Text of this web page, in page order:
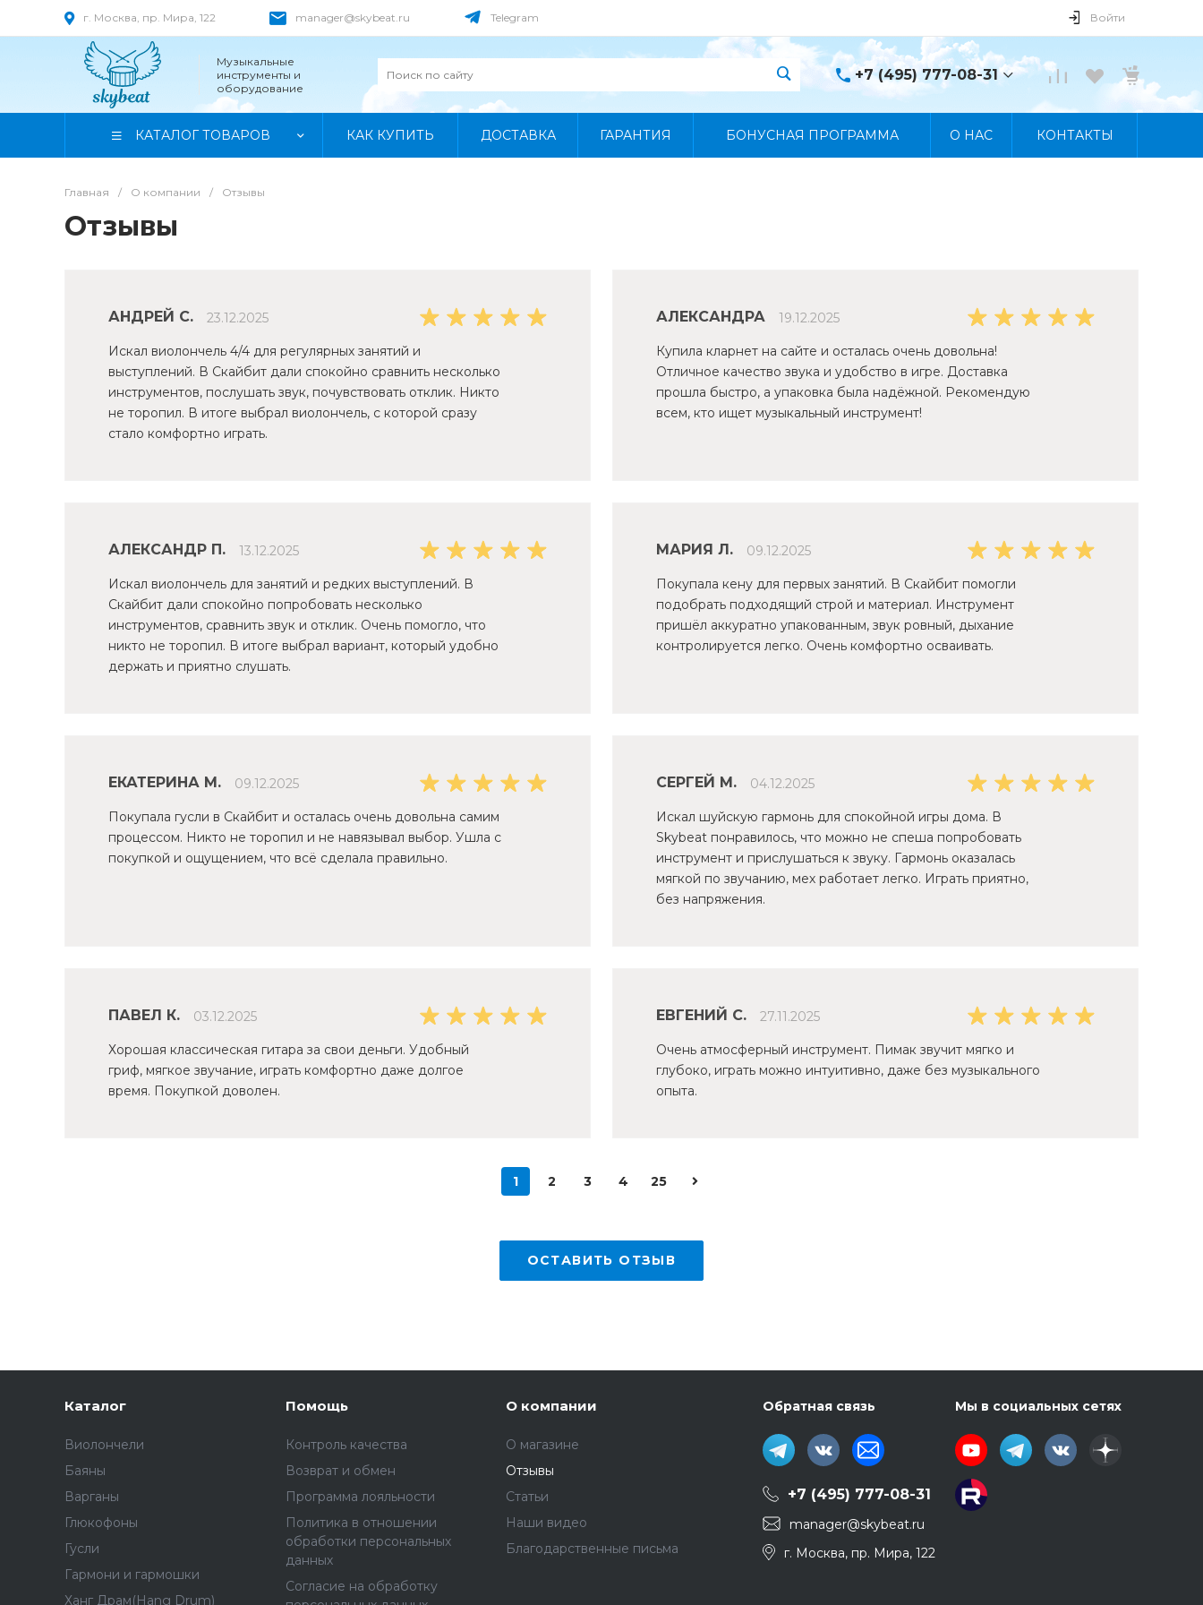
г. Москва, пр. Мира, 122 manager@skybeat.ru Telegram Войти
Музыкальные
инструменты и
оборудование
+7 (495) 777-08-31
+7 (495) 777-08-31
КАТАЛОГ ТОВАРОВ КАК КУПИТЬ ДОСТАВКА ГАРАНТИЯ БОНУСНАЯ ПРОГРАММА О НАС КОНТАКТЫ
Главная / О компании / Отзывы
Отзывы
АНДРЕЙ С. 23.12.2025
Искал виолончель 4/4 для регулярных занятий и
выступлений. В Скайбит дали спокойно сравнить несколько
инструментов, послушать звук, почувствовать отклик. Никто
не торопил. В итоге выбрал виолончель, с которой сразу
стало комфортно играть.
АЛЕКСАНДРА 19.12.2025
Купила кларнет на сайте и осталась очень довольна!
Отличное качество звука и удобство в игре. Доставка
прошла быстро, а упаковка была надёжной. Рекомендую
всем, кто ищет музыкальный инструмент!
АЛЕКСАНДР П. 13.12.2025
Искал виолончель для занятий и редких выступлений. В
Скайбит дали спокойно попробовать несколько
инструментов, сравнить звук и отклик. Очень помогло, что
никто не торопил. В итоге выбрал вариант, который удобно
держать и приятно слушать.
МАРИЯ Л. 09.12.2025
Покупала кену для первых занятий. В Скайбит помогли
подобрать подходящий строй и материал. Инструмент
пришёл аккуратно упакованным, звук ровный, дыхание
контролируется легко. Очень комфортно осваивать.
ЕКАТЕРИНА М. 09.12.2025
Покупала гусли в Скайбит и осталась очень довольна самим
процессом. Никто не торопил и не навязывал выбор. Ушла с
покупкой и ощущением, что всё сделала правильно.
СЕРГЕЙ М. 04.12.2025
Искал шуйскую гармонь для спокойной игры дома. В
Skybeat понравилось, что можно не спеша попробовать
инструмент и прислушаться к звуку. Гармонь оказалась
мягкой по звучанию, мех работает легко. Играть приятно,
без напряжения.
ПАВЕЛ К. 03.12.2025
Хорошая классическая гитара за свои деньги. Удобный
гриф, мягкое звучание, играть комфортно даже долгое
время. Покупкой доволен.
ЕВГЕНИЙ С. 27.11.2025
Очень атмосферный инструмент. Пимак звучит мягко и
глубоко, играть можно интуитивно, даже без музыкального
опыта.
1 2 3 4 25
ОСТАВИТЬ ОТЗЫВ
Каталог
Виолончели
Баяны
Варганы
Глюкофоны
Гусли
Гармони и гармошки
Ханг Драм(Hang Drum)
Помощь
Контроль качества
Возврат и обмен
Программа лояльности
Политика в отношении
обработки персональных
данных
Согласие на обработку
О компании
О магазине
Отзывы
Статьи
Наши видео
Благодарственные письма
Обратная связь
+7 (495) 777-08-31
manager@skybeat.ru
г. Москва, пр. Мира, 122
Мы в социальных сетях